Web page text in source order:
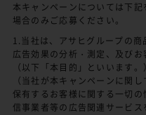
本キャンペーンについては下
場合のみご応募ください。
1.当社は、アサヒグループの商
広告効果の分析・測定、及び
（以下「本目的」といいます
（当社が本キャンペーンに関
保有するお客様に関する一切
信事業者等の広告関連サービ